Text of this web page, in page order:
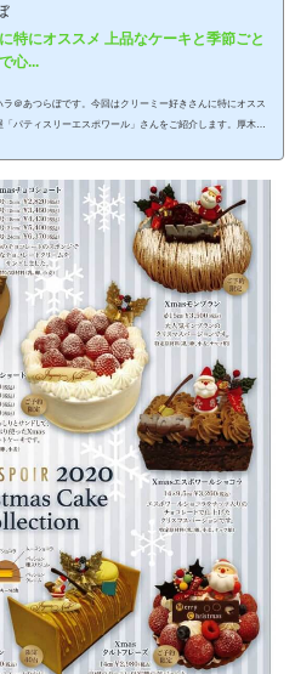
特にオススメ 上品なケーキと季節ごと
心...
＠あつらぼです。今回はクリーミー好きさんに特にオスス
パティスリーエスポワール」さんをご紹介します。厚木市
ました。車がないタハラ家はなかなか鳶尾まで遠征するこ
っても嬉しいです！場所はイオン厚木店の通りを岡田方面